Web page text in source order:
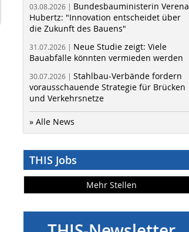
03.08.2026 | Bundesbauministerin Verena
Hubertz: "Innovation entscheidet über
die Zukunft des Bauens"
31.07.2026 | Neue Studie zeigt: Viele
Bauabfälle könnten vermieden werden
30.07.2026 | Stahlbau-Verbände fordern
vorausschauende Strategie für Brücken
und Verkehrsnetze
» Alle News
THIS Jobs
Mehr Stellen